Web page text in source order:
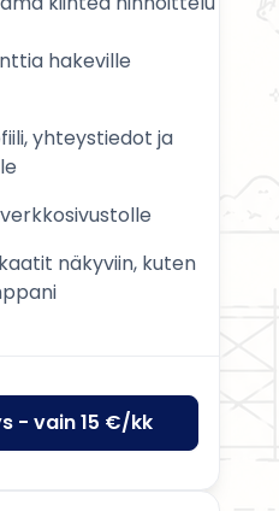
hakeville
yhteystiedot ja
näkyviin, kuten
- vain 15 €/kk